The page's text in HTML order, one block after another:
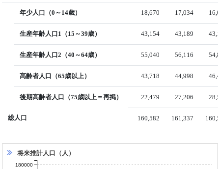
年少人口（0～14歳） 18,670 17,034
生産年齢人口1（15～39歳） 43,154 43,189
生産年齢人口2（40～64歳） 55,040 56,116
高齢者人口（65歳以上） 43,718 44,998
後期高齢者人口（75歳以上＝再掲） 22,479 27,206
総人口 160,582 161,337
将来推計人口（人）
180000